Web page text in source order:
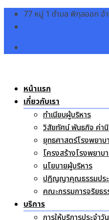
Skip 77 หมู่ 1 ตำบล พิกุลออก อ
หน้าแรก
เกี่ยวกับเรา
ทำเนียบผู้บริหาร
วิสัยทัศน์ พันธกิจ ค่า
ยุทธศาสตร์โรงพยาบ
โครงสร้างโรงพยาบ
นโยบายผู้บริหาร
ปฏิญญาคุณธรรมประ
คณะกรรมการจริยธร
บริการ
การให้บริการประจำวัน